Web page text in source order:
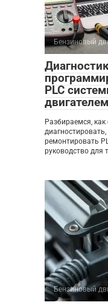
Бензиновый
PLC
двигателем
Разбираемся,
ремонтировать
руководство для
Бензиновый